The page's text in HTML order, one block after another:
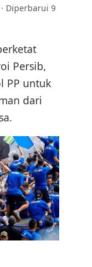
· Diperbarui 9
Persib,
PP untuk
dari